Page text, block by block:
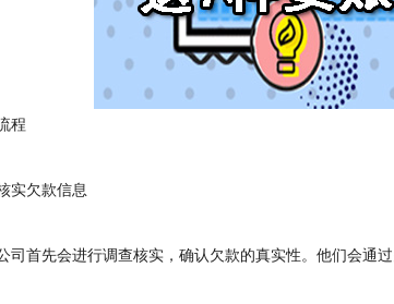
程
欠款信息
首先会进行调查核实，确认欠款的真实性。他们会通过